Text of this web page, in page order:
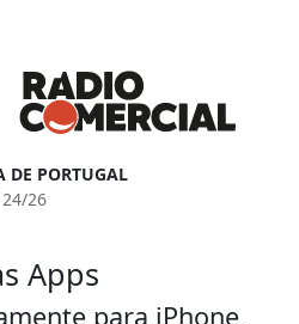
PORTUGAL
26
Apps
para iPhone,